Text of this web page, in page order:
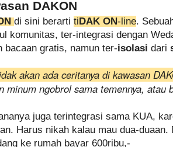
DAKON
di sini berarti tiDAK ON-line.
komunitas, ter-integrasi dengan
bacaan gratis, namun ter-isolasi dari
akan ada ceritanya di kawasan
minum ngobrol sama temennya, atau
juga terintegrasi sama KUA,
Harus nikah kalau mau dua-
ke rumah bayar 600ribu,-